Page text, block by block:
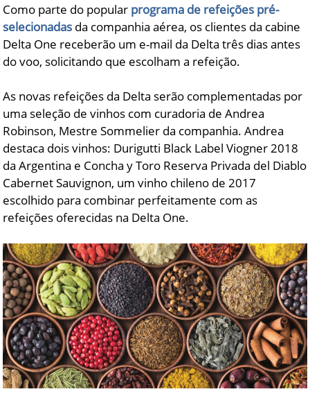
Como parte do popular programa de refeições pré-
selecionadas da companhia aérea, os clientes da cabine
Delta One receberão um e-mail da Delta três dias antes
do voo, solicitando que escolham a refeição.
As novas refeições da Delta serão complementadas por
uma seleção de vinhos com curadoria de Andrea
Robinson, Mestre Sommelier da companhia. Andrea
destaca dois vinhos: Durigutti Black Label Viogner 2018
da Argentina e Concha y Toro Reserva Privada del Diablo
Cabernet Sauvignon, um vinho chileno de 2017
escolhido para combinar perfeitamente com as
refeições oferecidas na Delta One.